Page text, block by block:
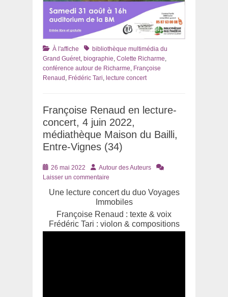
Catégories
À l'affiche Tagsbibliothèque multimédia du
Grand Guéret, biographie, Colette Richarme,
conférence autour de Richarme, Françoise
Renaud, Frédéric Tari, lecture concert
Françoise Renaud en lecture-
concert, 4 juin 2022,
médiathèque Maison du Bailli,
Entre-Vignes (34)
Posté
le
26 mai 2022 AuteurAutour des Auteurs
Laisser un commentaire
Une lecture concert du duo Voyages
Immobiles
Françoise Renaud : texte & voix
Frédéric Tari : violon & compositions